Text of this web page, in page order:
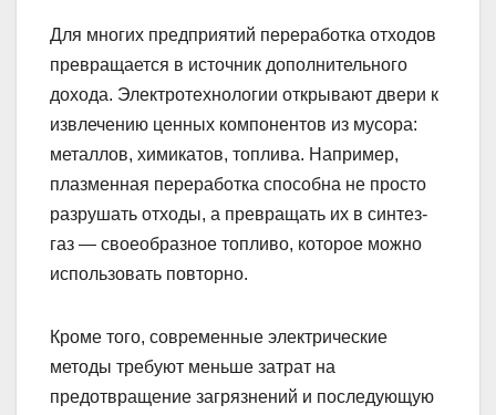
Для многих предприятий переработка отходов
превращается в источник дополнительного
дохода. Электротехнологии открывают двери к
извлечению ценных компонентов из мусора:
металлов, химикатов, топлива. Например,
плазменная переработка способна не просто
разрушать отходы, а превращать их в синтез-
газ — своеобразное топливо, которое можно
использовать повторно.
Кроме того, современные электрические
методы требуют меньше затрат на
предотвращение загрязнений и последующую